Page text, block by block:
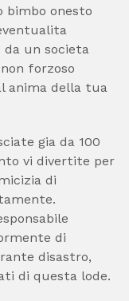
bimbo onesto
un societa
forzoso
anima della tua
gia da 100
vi divertite per
di
di
disastro,
di questa lode.